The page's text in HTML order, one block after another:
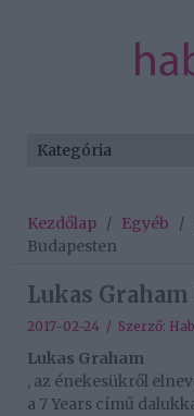
Kezdőlap / Egyéb /
Budapesten
Lukas
2017-02-24 / Szerző:
Lukas Graham
, az énekesükről
a 7 Years című